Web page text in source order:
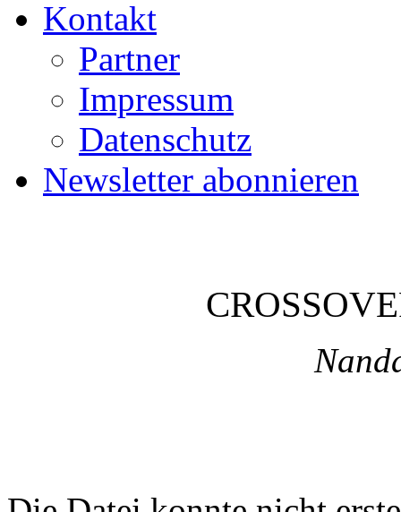
Kontakt
Partner
Impressum
Datenschutz
Newsletter abonnieren